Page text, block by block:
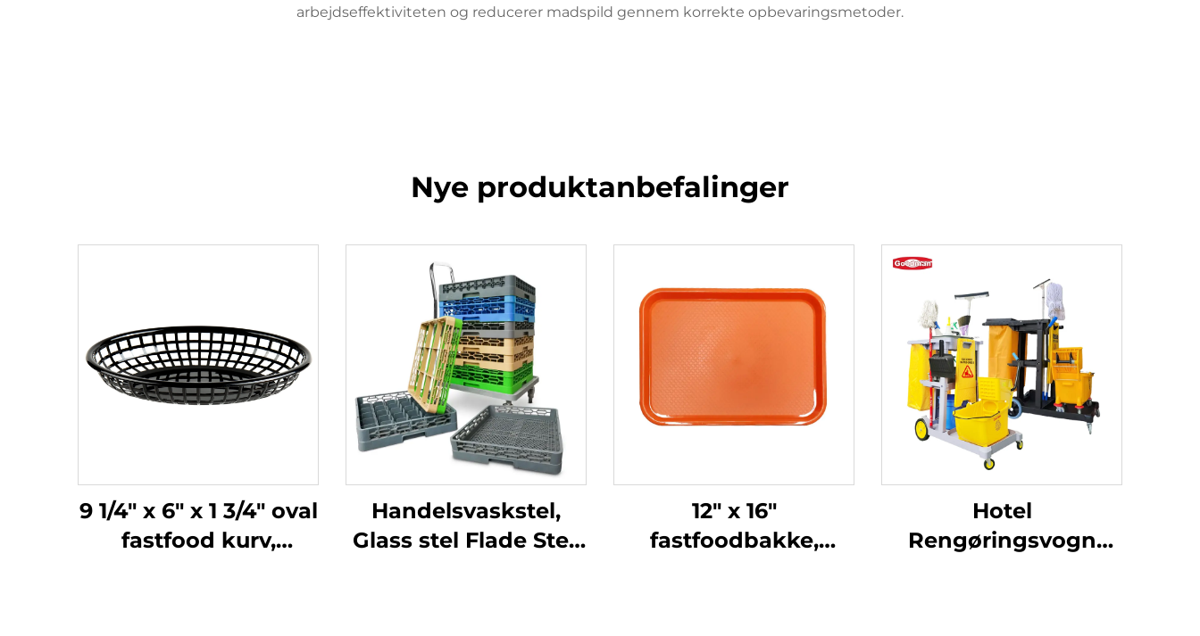
arbejdseffektiviteten og reducerer madspild gennem korrekte opbevaringsmetoder.
Nye produktanbefalinger
9 1/4" x 6" x 1 3/4" oval
fastfood kurv,
Handelsvaskstel,
Glass stel Flade Stel,
12" x 16"
fastfoodbakke,
Hotel
Rengøringsvogn